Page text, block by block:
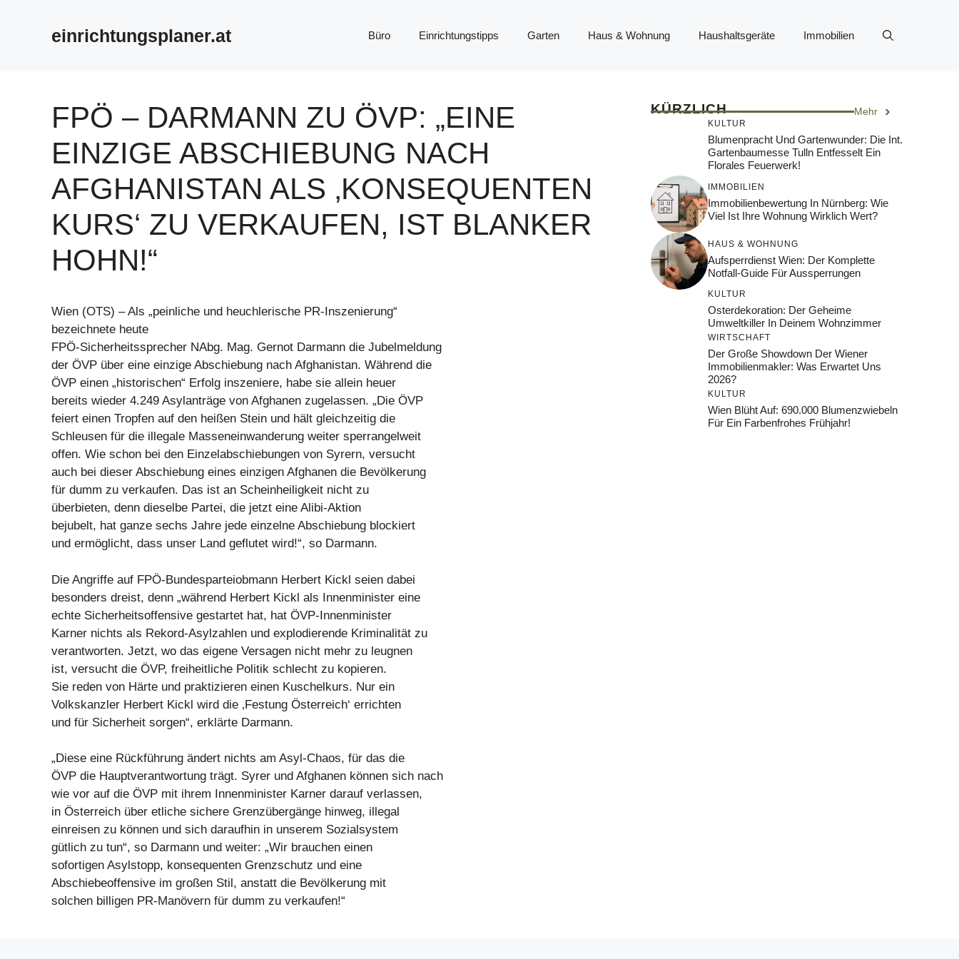
einrichtungsplaner.at Büro Einrichtungstipps Garten Haus & Wohnung Haushaltsgeräte Immobilien
FPÖ – DARMANN ZU ÖVP: „EINE
EINZIGE ABSCHIEBUNG NACH
AFGHANISTAN ALS ‚KONSEQUENTEN
KURS‘ ZU VERKAUFEN, IST BLANKER
HOHN!“
Wien (OTS) – Als „peinliche und heuchlerische PR-Inszenierung“
bezeichnete heute
FPÖ-Sicherheitssprecher NAbg. Mag. Gernot Darmann die Jubelmeldung
der ÖVP über eine einzige Abschiebung nach Afghanistan. Während die
ÖVP einen „historischen“ Erfolg inszeniere, habe sie allein heuer
bereits wieder 4.249 Asylanträge von Afghanen zugelassen. „Die ÖVP
feiert einen Tropfen auf den heißen Stein und hält gleichzeitig die
Schleusen für die illegale Masseneinwanderung weiter sperrangelweit
offen. Wie schon bei den Einzelabschiebungen von Syrern, versucht
auch bei dieser Abschiebung eines einzigen Afghanen die Bevölkerung
für dumm zu verkaufen. Das ist an Scheinheiligkeit nicht zu
überbieten, denn dieselbe Partei, die jetzt eine Alibi-Aktion
bejubelt, hat ganze sechs Jahre jede einzelne Abschiebung blockiert
und ermöglicht, dass unser Land geflutet wird!“, so Darmann.
Die Angriffe auf FPÖ-Bundesparteiobmann Herbert Kickl seien dabei
besonders dreist, denn „während Herbert Kickl als Innenminister eine
echte Sicherheitsoffensive gestartet hat, hat ÖVP-Innenminister
Karner nichts als Rekord-Asylzahlen und explodierende Kriminalität zu
verantworten. Jetzt, wo das eigene Versagen nicht mehr zu leugnen
ist, versucht die ÖVP, freiheitliche Politik schlecht zu kopieren.
Sie reden von Härte und praktizieren einen Kuschelkurs. Nur ein
Volkskanzler Herbert Kickl wird die ‚Festung Österreich‘ errichten
und für Sicherheit sorgen“, erklärte Darmann.
„Diese eine Rückführung ändert nichts am Asyl-Chaos, für das die
ÖVP die Hauptverantwortung trägt. Syrer und Afghanen können sich nach
wie vor auf die ÖVP mit ihrem Innenminister Karner darauf verlassen,
in Österreich über etliche sichere Grenzübergänge hinweg, illegal
einreisen zu können und sich daraufhin in unserem Sozialsystem
gütlich zu tun“, so Darmann und weiter: „Wir brauchen einen
sofortigen Asylstopp, konsequenten Grenzschutz und eine
Abschiebeoffensive im großen Stil, anstatt die Bevölkerung mit
solchen billigen PR-Manövern für dumm zu verkaufen!“
KÜRZLICH Mehr
KULTUR
Blumenpracht Und Gartenwunder: Die Int.
Gartenbaumesse Tulln Entfesselt Ein
Florales Feuerwerk!
IMMOBILIEN
Immobilienbewertung In Nürnberg: Wie
Viel Ist Ihre Wohnung Wirklich Wert?
HAUS & WOHNUNG
Aufsperrdienst Wien: Der Komplette
Notfall-Guide Für Aussperrungen
KULTUR
Osterdekoration: Der Geheime
Umweltkiller In Deinem Wohnzimmer
WIRTSCHAFT
Der Große Showdown Der Wiener
Immobilienmakler: Was Erwartet Uns
2026?
KULTUR
Wien Blüht Auf: 690.000 Blumenzwiebeln
Für Ein Farbenfrohes Frühjahr!